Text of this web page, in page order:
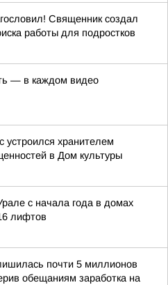
Священник создал
работы для подростков
— в каждом видео
устроился хранителем
в Дом культуры
с начала года в домах
лифтов
почти 5 миллионов
обещаниям заработка на